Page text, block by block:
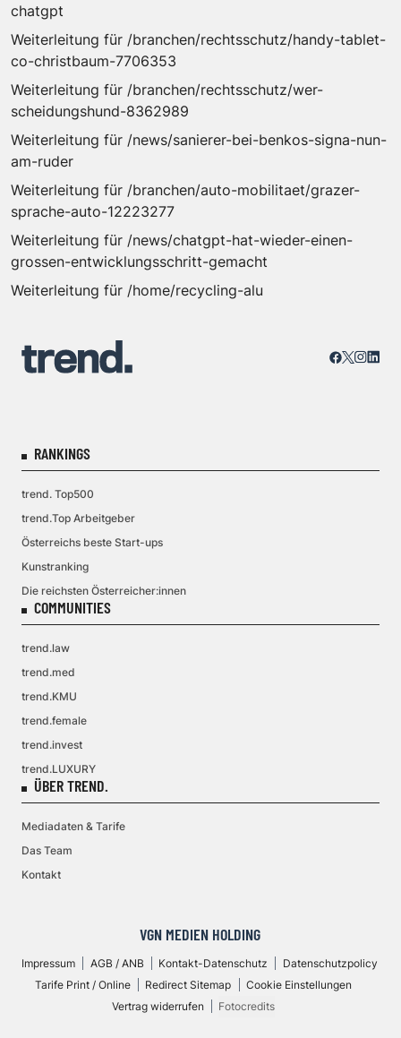
chatgpt
Weiterleitung für /branchen/rechtsschutz/handy-tablet-
co-christbaum-7706353
Weiterleitung für /branchen/rechtsschutz/wer-
scheidungshund-8362989
Weiterleitung für /news/sanierer-bei-benkos-signa-nun-
am-ruder
Weiterleitung für /branchen/auto-mobilitaet/grazer-
sprache-auto-12223277
Weiterleitung für /news/chatgpt-hat-wieder-einen-
grossen-entwicklungsschritt-gemacht
Weiterleitung für /home/recycling-alu
RANKINGS
trend. Top500
trend.Top Arbeitgeber
Österreichs beste Start-ups
Kunstranking
Die reichsten Österreicher:innen
COMMUNITIES
trend.law
trend.med
trend.KMU
trend.female
trend.invest
trend.LUXURY
ÜBER TREND.
Mediadaten & Tarife
Das Team
Kontakt
VGN MEDIEN HOLDING
Impressum AGB / ANB Kontakt-Datenschutz
Datenschutzpolicy
Tarife Print / Online
Redirect Sitemap
Cookie Einstellungen
Vertrag widerrufen
Fotocredits